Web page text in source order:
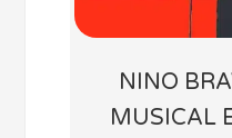
NINO
MUSICAL